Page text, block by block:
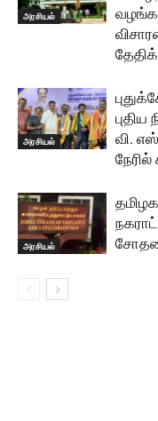
அரசியல்
அரசியல்
புதிய
வி.
அரசியல்